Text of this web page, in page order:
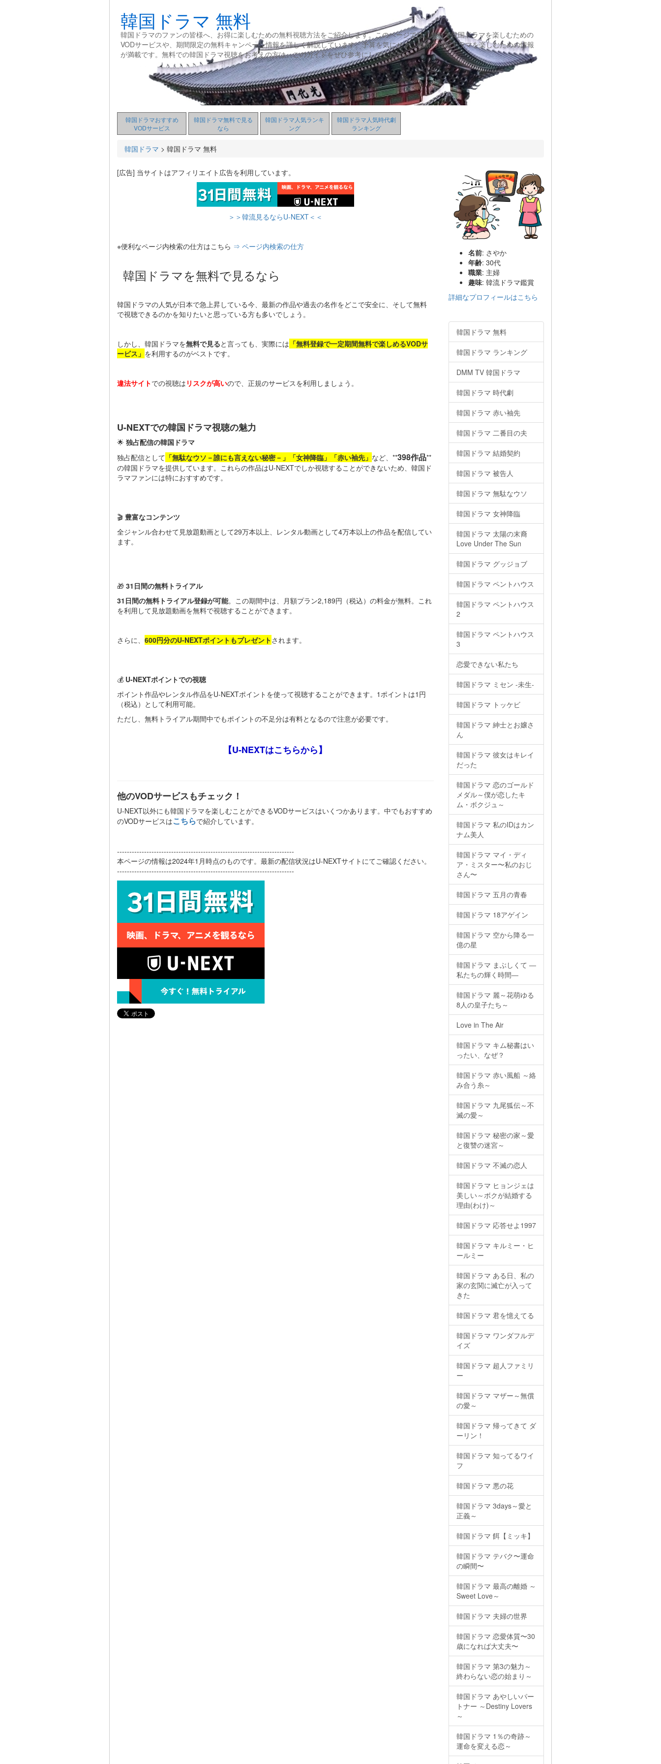
韓国ドラマ 無料
韓国ドラマのファンの皆様へ、お得に楽しむための無料視聴方法をご紹介します。このページでは、無料で韓国ドラマを楽しむための
VODサービスや、期間限定の無料キャンペーン情報を詳しく解説しています。予算を気にせず、最新の韓国ドラマを楽しむための情報
が満載です。無料での韓国ドラマ視聴をお考えの方は、このガイドをぜひ参考にしてください。
韓国ドラマおすすめ
VODサービス
韓国ドラマ無料で見る
なら
韓国ドラマ人気ランキ
ング
韓国ドラマ人気時代劇
ランキング
韓国ドラマ > 韓国ドラマ 無料
[広告] 当サイトはアフィリエイト広告を利用しています。
＞＞韓流見るならU-NEXT＜＜
※便利なページ内検索の仕方はこちら ⇒ ページ内検索の仕方
韓国ドラマを無料で見るなら
韓国ドラマの人気が日本で急上昇している今、最新の作品や過去の名作をどこで安全に、そして無料
で視聴できるのかを知りたいと思っている方も多いでしょう。
しかし、韓国ドラマを無料で見ると言っても、実際には 「無料登録で一定期間無料で楽しめるVODサ
ービス」 を利用するのがベストです。
違法サイトでの視聴は リスクが高いので、正規のサービスを利用しましょう。
U-NEXTでの韓国ドラマ視聴の魅力
🌟 独占配信の韓国ドラマ
独占配信として 「無駄なウソ－誰にも言えない秘密－」「女神降臨」「赤い袖先」 など、**398作品**
の韓国ドラマを提供しています。これらの作品はU-NEXTでしか視聴することができないため、韓国ド
ラマファンには特におすすめです。
🎬 豊富なコンテンツ
全ジャンル合わせて見放題動画として29万本以上、レンタル動画として4万本以上の作品を配信してい
ます。
🎁 31日間の無料トライアル
31日間の無料トライアル登録が可能。この期間中は、月額プラン2,189円（税込）の料金が無料。これ
を利用して見放題動画を無料で視聴することができます。
さらに、 600円分のU-NEXTポイントもプレゼントされます。
💰 U-NEXTポイントでの視聴
ポイント作品やレンタル作品をU-NEXTポイントを使って視聴することができます。1ポイントは1円
（税込）として利用可能。
ただし、無料トライアル期間中でもポイントの不足分は有料となるので注意が必要です。
【U-NEXTはこちらから】
他のVODサービスもチェック！
U-NEXT以外にも韓国ドラマを楽しむことができるVODサービスはいくつかあります。中でもおすすめ
のVODサービスはこちらで紹介しています。
------------------------------------------------------------------------
本ページの情報は2024年1月時点のものです。最新の配信状況はU-NEXTサイトにてご確認ください。
------------------------------------------------------------------------
名前: さやか
年齢: 30代
職業: 主婦
趣味: 韓流ドラマ鑑賞
詳細なプロフィールはこちら
韓国ドラマ 無料
韓国ドラマ ランキング
DMM TV 韓国ドラマ
韓国ドラマ 時代劇
韓国ドラマ 赤い袖先
韓国ドラマ 二番目の夫
韓国ドラマ 結婚契約
韓国ドラマ 被告人
韓国ドラマ 無駄なウソ
韓国ドラマ 女神降臨
韓国ドラマ 太陽の末裔
Love Under The Sun
韓国ドラマ グッジョブ
韓国ドラマ ペントハウス
韓国ドラマ ペントハウス
2
韓国ドラマ ペントハウス
3
恋愛できない私たち
韓国ドラマ ミセン -未生-
韓国ドラマ トッケビ
韓国ドラマ 紳士とお嬢さ
ん
韓国ドラマ 彼女はキレイ
だった
韓国ドラマ 恋のゴールド
メダル～僕が恋したキ
ム・ボクジュ～
韓国ドラマ 私のIDはカン
ナム美人
韓国ドラマ マイ・ディ
ア・ミスター〜私のおじ
さん〜
韓国ドラマ 五月の青春
韓国ドラマ 18アゲイン
韓国ドラマ 空から降る一
億の星
韓国ドラマ まぶしくて ―
私たちの輝く時間―
韓国ドラマ 麗～花萌ゆる
8人の皇子たち～
Love in The Air
韓国ドラマ キム秘書はい
ったい、なぜ？
韓国ドラマ 赤い風船 ～絡
み合う糸～
韓国ドラマ 九尾狐伝～不
滅の愛～
韓国ドラマ 秘密の家～愛
と復讐の迷宮～
韓国ドラマ 不滅の恋人
韓国ドラマ ヒョンジェは
美しい～ボクが結婚する
理由(わけ)～
韓国ドラマ 応答せよ1997
韓国ドラマ キルミー・ヒ
ールミー
韓国ドラマ ある日、私の
家の玄関に滅亡が入って
きた
韓国ドラマ 君を憶えてる
韓国ドラマ ワンダフルデ
イズ
韓国ドラマ 超人ファミリ
ー
韓国ドラマ マザー～無償
の愛～
韓国ドラマ 帰ってきて ダ
ーリン！
韓国ドラマ 知ってるワイ
フ
韓国ドラマ 悪の花
韓国ドラマ 3days～愛と
正義～
韓国ドラマ 餌【ミッキ】
韓国ドラマ テバク〜運命
の瞬間〜
韓国ドラマ 最高の離婚 ～
Sweet Love～
韓国ドラマ 夫婦の世界
韓国ドラマ 恋愛体質〜30
歳になれば大丈夫〜
韓国ドラマ 第3の魅力～
終わらない恋の始まり～
韓国ドラマ あやしいパー
トナー ～Destiny Lovers
～
韓国ドラマ 1％の奇跡～
運命を変える恋～